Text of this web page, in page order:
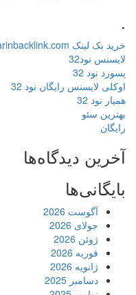
خرید بک لینک behtarinbacklink.com
لایسنس نود32
پسورد نود 32
اوکلی لایسنس رایگان نود 32
همیار نود 32
بهترین سئو
رایگان
آخرین دیدگاه‌ها
بایگانی‌ها
آگوست 2026
جولای 2026
ژوئن 2026
فوریه 2026
ژانویه 2026
دسامبر 2025